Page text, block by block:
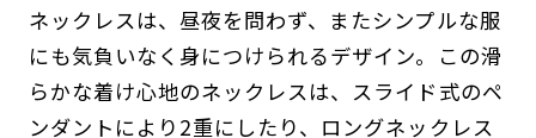
ネックレスは、昼夜を問わず、またシンプルな服
にも気負いなく身につけられるデザイン。この滑
らかな着け心地のネックレスは、スライド式のペ
ンダントにより2重にしたり、ロングネックレス